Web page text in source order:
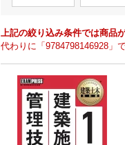
上記の絞り込み条件では商品
代わりに「9784798146928」